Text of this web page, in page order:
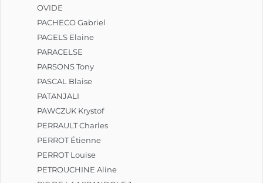
OVIDE
PACHECO Gabriel
PAGELS Elaine
PARACELSE
PARSONS Tony
PASCAL Blaise
PATANJALI
PAWCZUK Krystof
PERRAULT Charles
PERROT Étienne
PERROT Louise
PETROUCHINE Aline